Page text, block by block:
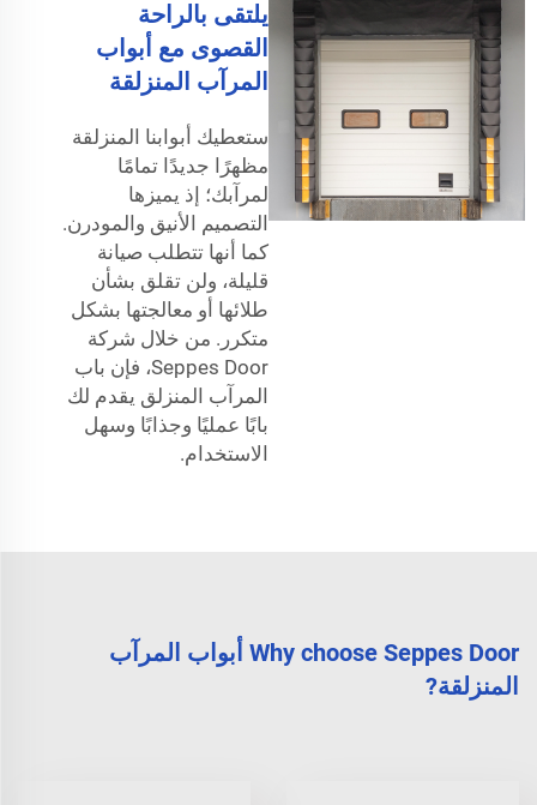
يلتقى بالراحة
القصوى مع أبواب
المرآب المنزلقة
ستعطيك أبوابنا المنزلقة
مظهرًا جديدًا تمامًا
لمرآبك؛ إذ يميزها
التصميم الأنيق والمودرن.
كما أنها تتطلب صيانة
قليلة، ولن تقلق بشأن
طلائها أو معالجتها بشكل
متكرر. من خلال شركة
Seppes Door، فإن باب
المرآب المنزلق يقدم لك
بابًا عمليًا وجذابًا وسهل
الاستخدام.
Why choose Seppes Door أبواب المرآب
المنزلقة?